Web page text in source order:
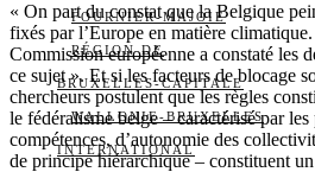
FOURNIER-MAJOIE
RÉGION DE
BRUXELLES-CAPITALE
WALLONIE-BRUXELLES
INTERNATIONAL
« On part du constat que la Belgique
fixés par l’Europe en matière
Commission européenne a constaté les
ce sujet ». Et si les facteurs de blocage
chercheurs postulent que les règles
le fédéralisme belge – caractérisé par
compétences, d’autonomie des
de principe hiérarchique – constituent